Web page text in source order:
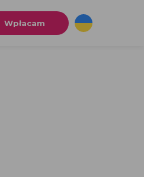
Wpłacam